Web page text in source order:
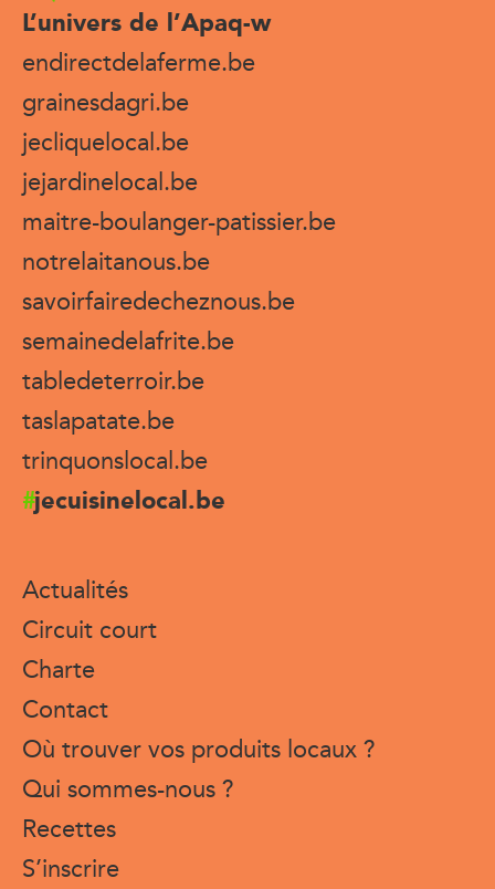
L’univers de l’Apaq-w
endirectdelaferme.be
grainesdagri.be
jecliquelocal.be
jejardinelocal.be
maitre-boulanger-patissier.be
notrelaitanous.be
savoirfairedecheznous.be
semainedelafrite.be
tabledeterroir.be
taslapatate.be
trinquonslocal.be
jecuisinelocal.be
Actualités
Circuit court
Charte
Contact
Où trouver vos produits locaux ?
Qui sommes-nous ?
Recettes
S’inscrire